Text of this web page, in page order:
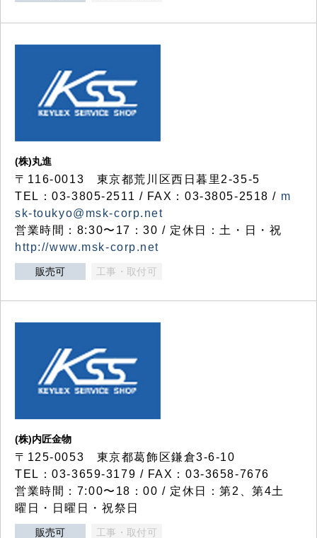
(株)丸進
〒116-0013 東京都荒川区西日暮里2-35-5
TEL：03-3805-2511 / FAX：03-3805-2518 / m
sk-toukyo@msk-corp.net
営業時間：8:30〜17：30 / 定休日：土・日・祝
http://www.msk-corp.net
販売可 工事・取付可
(株)内匠金物
〒125-0053 東京都葛飾区鎌倉3-6-10
TEL：03-3659-3179 / FAX：03-3658-7676
営業時間：7:00〜18：00 / 定休日：第2、第4土
曜日・日曜日・祝祭日
販売可 工事・取付可